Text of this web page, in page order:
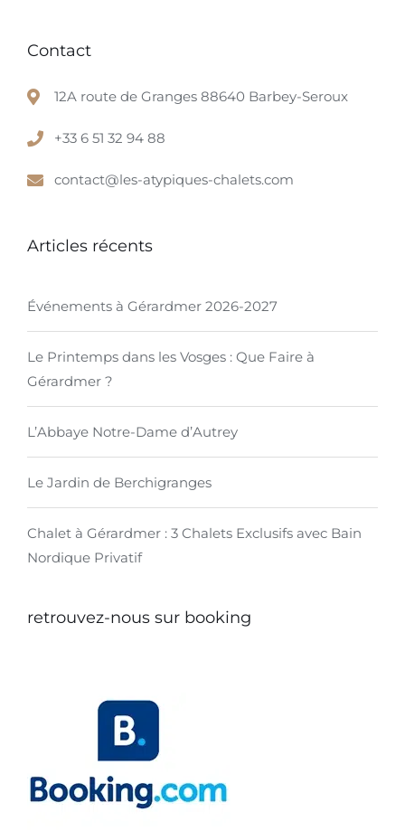
Contact
12A route de Granges 88640 Barbey-Seroux
+33 6 51 32 94 88
contact@les-atypiques-chalets.com
Articles récents
Événements à Gérardmer 2026-2027
Le Printemps dans les Vosges : Que Faire à
Gérardmer ?
L’Abbaye Notre-Dame d’Autrey
Le Jardin de Berchigranges
Chalet à Gérardmer : 3 Chalets Exclusifs avec Bain
Nordique Privatif
retrouvez-nous sur booking